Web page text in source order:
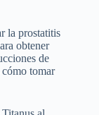
la prostatitis
obtener
de
tomar